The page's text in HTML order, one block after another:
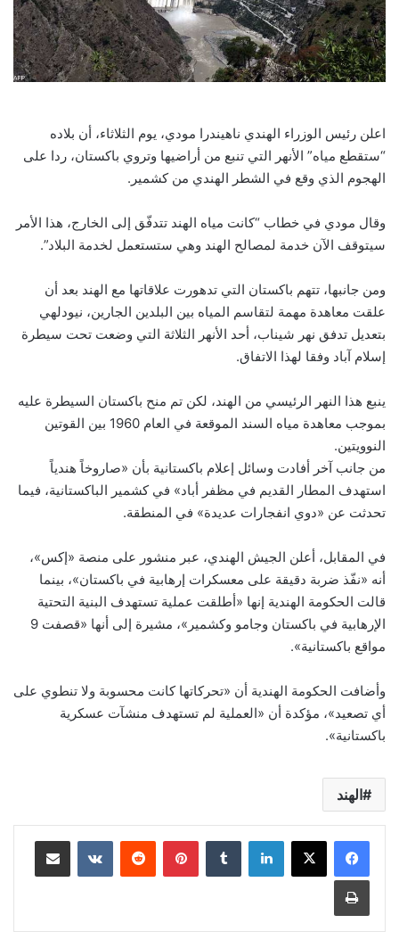
اعلن رئيس الوزراء الهندي ناهيندرا مودي، يوم الثلاثاء، أن بلاده
“ستقطع مياه” الأنهر التي تنبع من أراضيها وتروي باكستان، ردا على
الهجوم الذي وقع في الشطر الهندي من كشمير.
وقال مودي في خطاب “كانت مياه الهند تتدفّق إلى الخارج، هذا الأمر
سيتوقف الآن خدمة لمصالح الهند وهي ستستعمل لخدمة البلاد”.
ومن جانبها، تتهم باكستان التي تدهورت علاقاتها مع الهند بعد أن
علقت معاهدة مهمة لتقاسم المياه بين البلدين الجارين، نيودلهي
بتعديل تدفق نهر شيناب، أحد الأنهر الثلاثة التي وضعت تحت سيطرة
إسلام آباد وفقا لهذا الاتفاق.
ينبع هذا النهر الرئيسي من الهند، لكن تم منح باكستان السيطرة عليه
بموجب معاهدة مياه السند الموقعة في العام 1960 بين القوتين
النوويتين.
من جانب آخر أفادت وسائل إعلام باكستانية بأن «صاروخاً هندياً
استهدف المطار القديم في مظفر أباد» في كشمير الباكستانية، فيما
تحدثت عن «دوي انفجارات عديدة» في المنطقة.
في المقابل، أعلن الجيش الهندي، عبر منشور على منصة «إكس»،
أنه «نفّذ ضربة دقيقة على معسكرات إرهابية في باكستان»، بينما
قالت الحكومة الهندية إنها «أطلقت عملية تستهدف البنية التحتية
الإرهابية في باكستان وجامو وكشمير»، مشيرة إلى أنها «قصفت 9
مواقع باكستانية».
وأضافت الحكومة الهندية أن «تحركاتها كانت محسوبة ولا تنطوي على
أي تصعيد»، مؤكدة أن «العملية لم تستهدف منشآت عسكرية
باكستانية».
الهند
لينكدإن بينتيريست مشاركة عبر البريد
طباعة